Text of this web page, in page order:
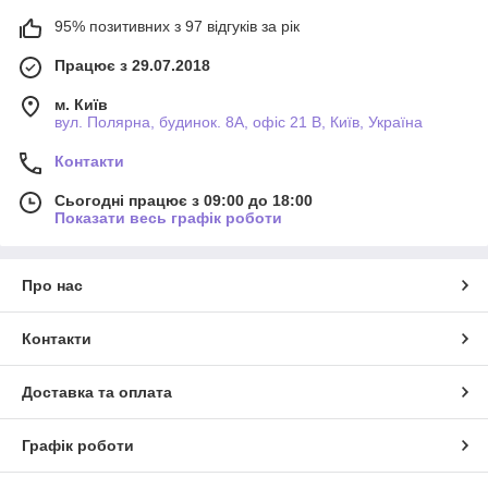
95% позитивних з 97 відгуків за рік
Працює з 29.07.2018
м. Київ
вул. Полярна, будинок. 8А, офіс 21 В, Київ, Україна
Контакти
Сьогодні працює з 09:00 до 18:00
Показати весь графік роботи
Про нас
Контакти
Доставка та оплата
Графік роботи